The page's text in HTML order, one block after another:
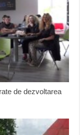
de dezvoltarea